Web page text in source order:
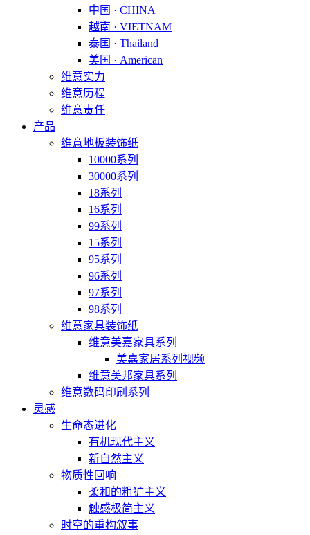
中国 · CHINA
越南 · VIETNAM
泰国 · Thailand
美国 · American
维意实力
维意历程
维意责任
产品
维意地板装饰纸
10000系列
30000系列
18系列
16系列
99系列
15系列
95系列
96系列
97系列
98系列
维意家具装饰纸
维意美嘉家具系列
美嘉家居系列视频
维意美邦家具系列
维意数码印刷系列
灵感
生命态进化
有机现代主义
新自然主义
物质性回响
柔和的粗犷主义
触感极简主义
时空的重构叙事